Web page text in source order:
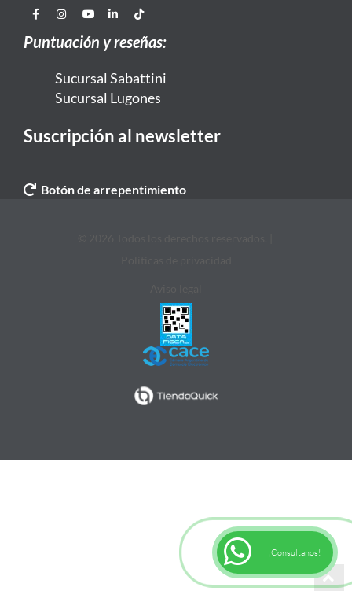
Puntuación y reseñas:
Sucursal Sabattini
Sucursal Lugones
Suscripción al newsletter
Botón de arrepentimiento
¡Consultanos!